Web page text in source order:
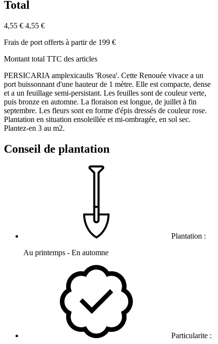
Total
4,55 € 4,55 €
Frais de port offerts à partir de 199 €
Montant total TTC des articles
PERSICARIA amplexicaulis 'Rosea'. Cette Renouée vivace a un
port buissonnant d'une hauteur de 1 mètre. Elle est compacte, dense
et a un feuillage semi-persistant. Les feuilles sont de couleur verte,
puis bronze en automne. La floraison est longue, de juillet à fin
septembre. Les fleurs sont en forme d'épis dressés de couleur rose.
Plantation en situation ensoleillée et mi-ombragée, en sol sec.
Plantez-en 3 au m2.
Conseil de plantation
Plantation :
Au printemps - En automne
Particularite :